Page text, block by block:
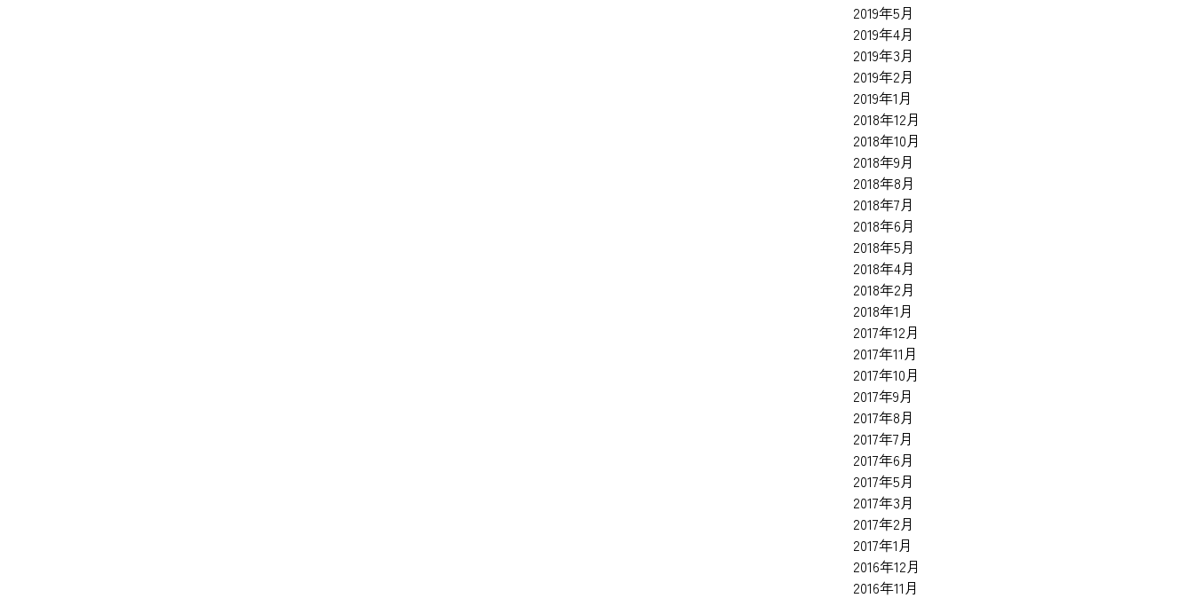
2019年5月
2019年4月
2019年3月
2019年2月
2019年1月
2018年12月
2018年10月
2018年9月
2018年8月
2018年7月
2018年6月
2018年5月
2018年4月
2018年2月
2018年1月
2017年12月
2017年11月
2017年10月
2017年9月
2017年8月
2017年7月
2017年6月
2017年5月
2017年3月
2017年2月
2017年1月
2016年12月
2016年11月